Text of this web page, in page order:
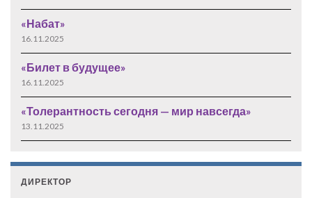
«Набат»
16.11.2025
«Билет в будущее»
16.11.2025
«Толерантность сегодня — мир навсегда»
13.11.2025
ДИРЕКТОР